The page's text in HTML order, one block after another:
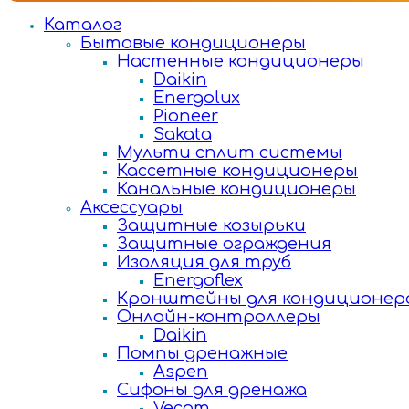
Каталог
Бытовые кондиционеры
Настенные кондиционеры
Daikin
Energolux
Pioneer
Sakata
Мульти сплит системы
Кассетные кондиционеры
Канальные кондиционеры
Аксессуары
Защитные козырьки
Защитные ограждения
Изоляция для труб
Energoflex
Кронштейны для
Онлайн-контроллеры
Daikin
Помпы дренажные
Aspen
Сифоны для дренажа